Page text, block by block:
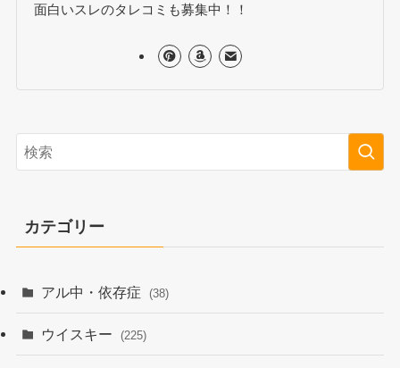
面白いスレのタレコミも募集中！！
カテゴリー
アル中・依存症 (38)
ウイスキー (225)